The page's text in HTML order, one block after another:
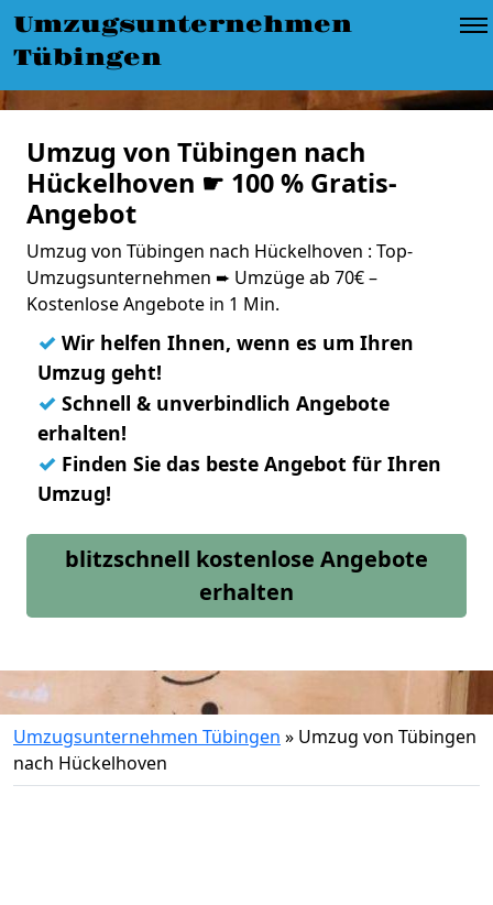
Umzugsunternehmen
Tübingen
Umzug von Tübingen nach
Hückelhoven ☛ 100 % Gratis-
Angebot
Umzug von Tübingen nach Hückelhoven : Top-
Umzugsunternehmen ➨ Umzüge ab 70€ –
Kostenlose Angebote in 1 Min.
✓ Wir helfen Ihnen, wenn es um Ihren
Umzug geht!
✓ Schnell & unverbindlich Angebote
erhalten!
✓ Finden Sie das beste Angebot für Ihren
Umzug!
blitzschnell kostenlose Angebote
erhalten
Umzugsunternehmen Tübingen » Umzug von Tübingen
nach Hückelhoven